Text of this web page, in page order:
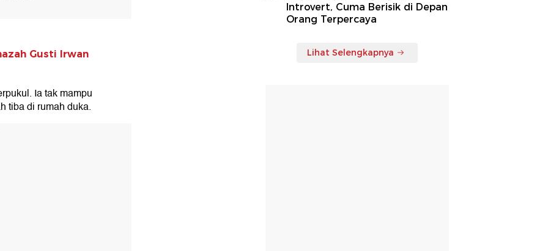
Gusti Irwan
Ia tak mampu
tiba di rumah duka.
Introvert, Cuma Berisik di Depan
Orang Terpercaya
Lihat Selengkapnya